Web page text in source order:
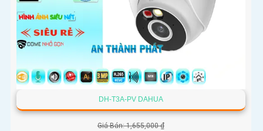
DH-T3A-PV DAHUA
Giá Bán: 1,655,000 ₫